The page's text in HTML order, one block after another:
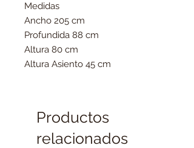
Medidas
Ancho 205 cm
Profundida 88 cm
Altura 80 cm
Altura Asiento 45 cm
Productos
relacionados